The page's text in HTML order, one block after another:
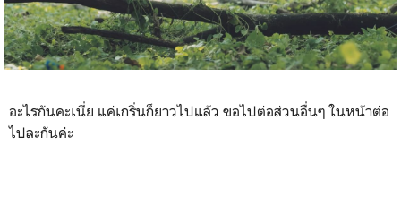
อะไรกันคะเนี่ย แค่เกริ่นก็ยาวไปแล้ว ขอไปต่อส่วนอื่นๆ ในหน้าต่อ
ไปละกันค่ะ